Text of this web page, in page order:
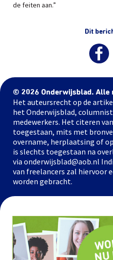
de feiten aan.”
Dit
© 2026 Onderwijsblad. Alle
Het auteursrecht op de
het Onderwijsblad,
medewerkers. Het citeren
toegestaan, mits met
overname, herplaatsing of
is slechts toegestaan na
via onderwijsblad@aob.nl
van freelancers zal hiervoor
worden gebracht.